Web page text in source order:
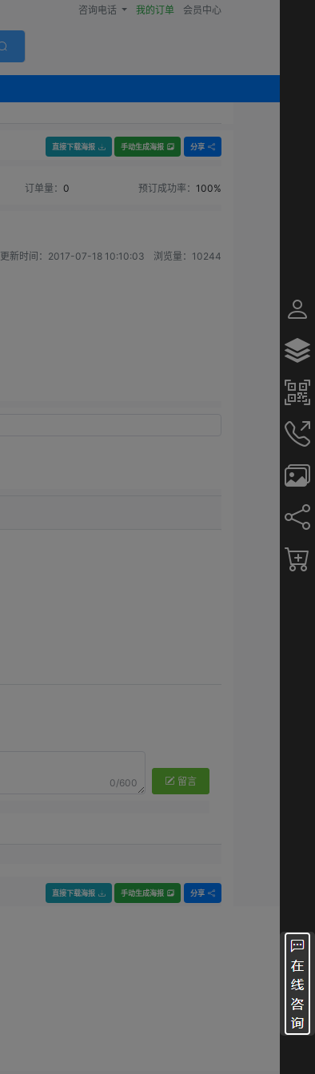
咨询电话 我的订单 会员中心
直接下载海报 手动生成海报 分享
订单量： 0 预订成功率： 100%
更新时间： 2017-07-18 10:10:03 浏览量： 10244
0/600 留言
直接下载海报 手动生成海报 分享